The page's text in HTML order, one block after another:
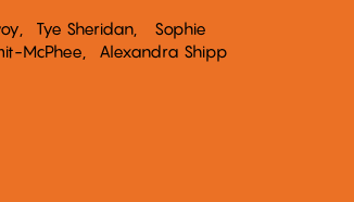
Tye Sheridan
Sophie
McPhee Alexandra Shipp